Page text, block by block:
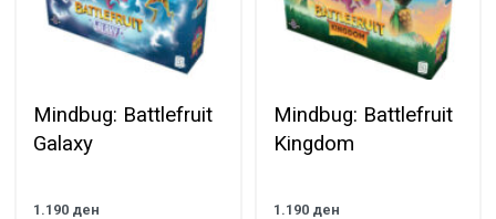
Mindbug: Battlefruit
Galaxy
1.190 ден
Mindbug: Battlefruit
Kingdom
1.190 ден